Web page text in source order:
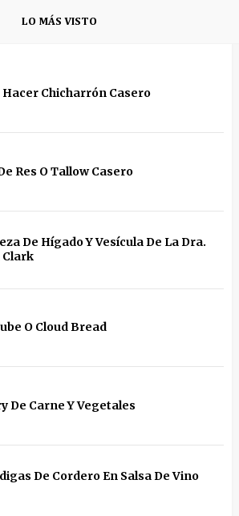
LO MÁS VISTO
Hacer Chicharrón Casero
Res O Tallow Casero
De Hígado Y Vesícula De La Dra.
Clark
O Cloud Bread
De Carne Y Vegetales
De Cordero En Salsa De Vino